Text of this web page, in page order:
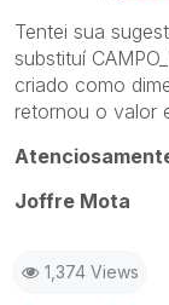
Tentei sua
substituí
criado como
retornou o valor
Joffre Mota
1,374 Views